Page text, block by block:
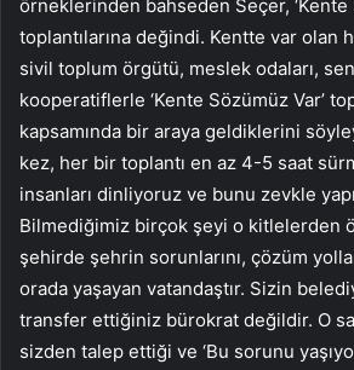
örneklerinden bahseden Seçer, ‘Kente
toplantılarına değindi. Kentte var olan
sivil toplum örgütü, meslek odaları,
kooperatiflerle ‘Kente Sözümüz Var’
kapsamında bir araya geldiklerini
kez, her bir toplantı en az 4-5 saat
insanları dinliyoruz ve bunu zevkle
Bilmediğimiz birçok şeyi o kitlelerden
şehirde şehrin sorunlarını, çözüm
orada yaşayan vatandaştır. Sizin
transfer ettiğiniz bürokrat değildir. O
sizden talep ettiği ve ‘Bu sorunu